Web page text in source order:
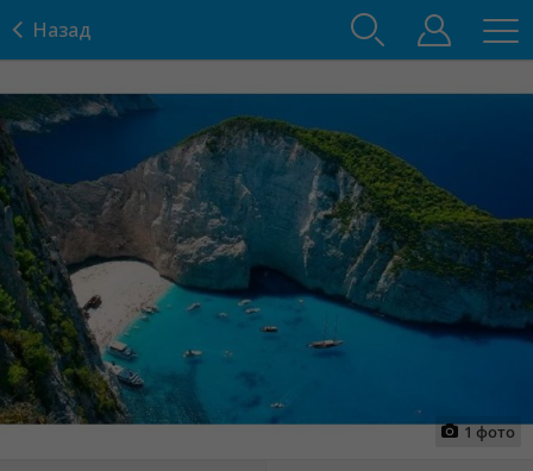
Назад
1фото